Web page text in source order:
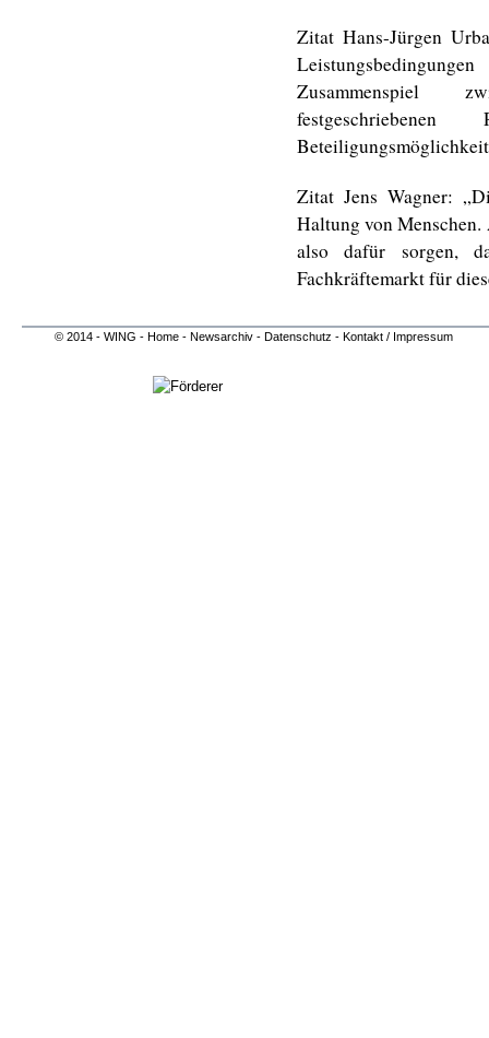
Zitat Hans-Jürgen
Zusammenspiel
Zitat Jens Wagner:
Haltung von
also dafür sorgen,
Fachkräftemarkt für
© 2014 - WING - Home - Newsarchiv - Datenschutz - Kontakt / Impressum